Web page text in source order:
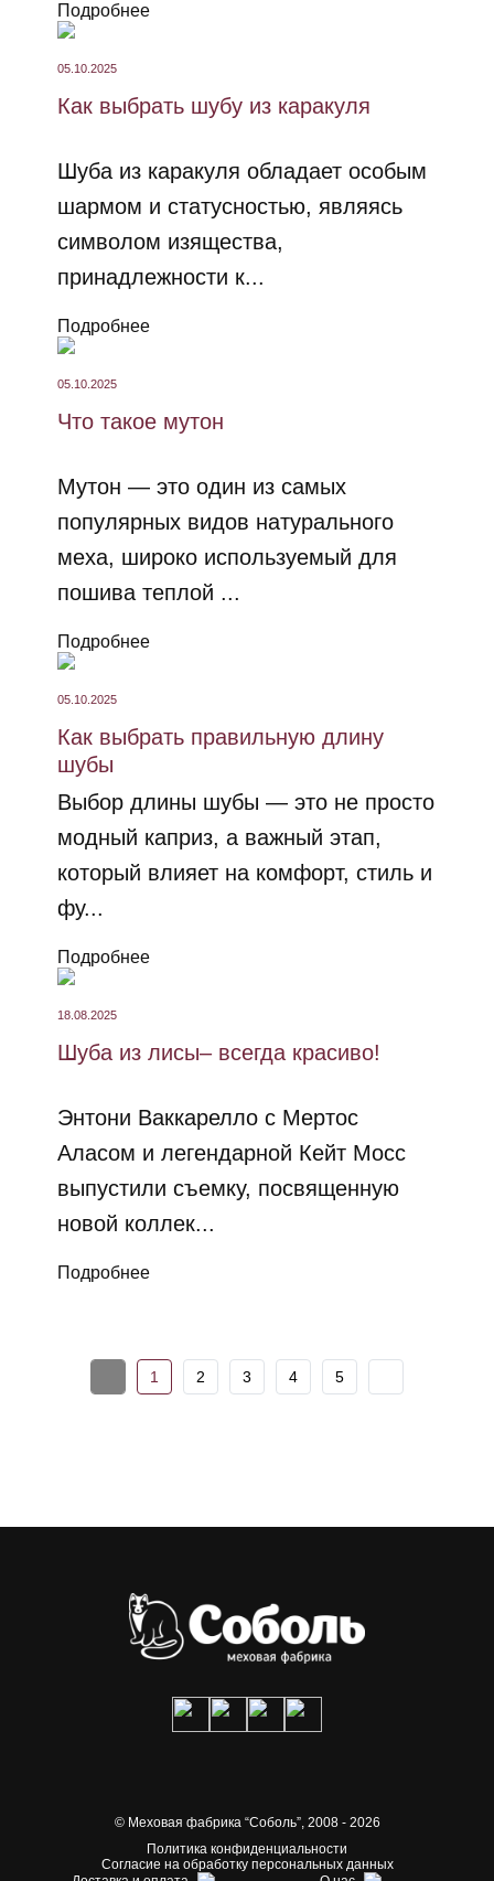
Подробнее
05.10.2025
Как выбрать шубу из каракуля
Шуба из каракуля обладает особым
шармом и статусностью, являясь
символом изящества,
принадлежности к...
Подробнее
05.10.2025
Что такое мутон
Мутон — это один из самых
популярных видов натурального
меха, широко используемый для
пошива теплой ...
Подробнее
05.10.2025
Как выбрать правильную длину
шубы
Выбор длины шубы — это не просто
модный каприз, а важный этап,
который влияет на комфорт, стиль и
фу...
Подробнее
18.08.2025
Шуба из лисы– всегда красиво!
Энтони Ваккарелло с Мертос
Аласом и легендарной Кейт Мосс
выпустили съемку, посвященную
новой коллек...
Подробнее
1 2 3 4 5
© Меховая фабрика “Соболь”,2008 - 2026
Политика конфиденциальности
Согласие на обработку персональных данных